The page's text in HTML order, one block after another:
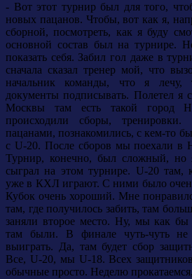
- Вот этот турнир был для того,
новых пацанов. Чтобы, вот как я,
сборной, посмотреть, как я буду
основной состав был на турнире.
показать себя. Забил гол даже в
сначала сказал тренер мой, что
начальник команды, что я лечу,
документы подписывать. Полетел я
Москвы там есть такой город
происходили сборы,
пацанами, познакомились, с кем-то
с U-20. После сборов мы поехали в
Турнир, конечно, был сложный, но
сыграл на этом турнире. U-20 там,
уже в КХЛ играют. С ними было
Кубок очень хороший. Мне
там, где получилось забить, там
заняли второе место. Ну, мы как бы
там были. В финале чуть-чуть не
выиграть. Да, там будет сбор
Все, U-20, мы U-18. Всех
обычные просто. Неделю